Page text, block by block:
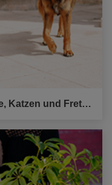
Reisebestimmungen für Hunde, Katzen und Frettchen